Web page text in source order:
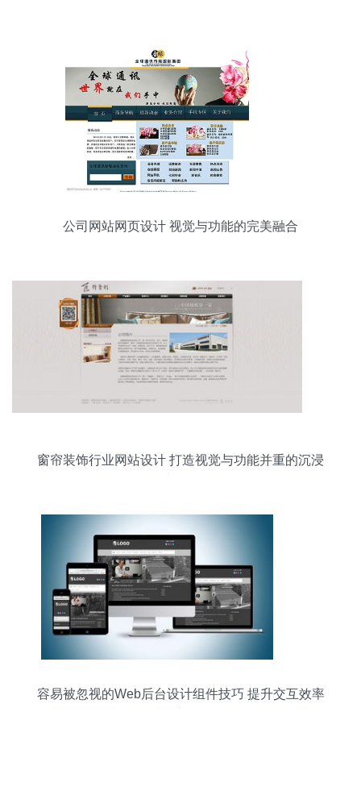
公司网站网页设计 视觉与功能的完美融合
窗帘装饰行业网站设计 打造视觉与功能并重的沉浸
容易被忽视的Web后台设计组件技巧 提升交互效率